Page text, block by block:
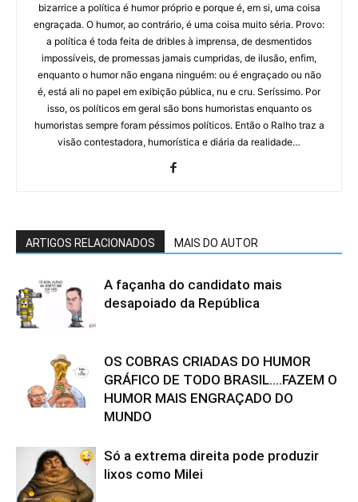
bizarrice a política é humor próprio e porque é, em si, uma coisa
engraçada. O humor, ao contrário, é uma coisa muito séria. Provo:
a política é toda feita de dribles à imprensa, de desmentidos
impossíveis, de promessas jamais cumpridas, de ilusão, enfim,
enquanto o humor não engana ninguém: ou é engraçado ou não
é, está ali no papel em exibição pública, nu e cru. Seríssimo. Por
isso, os políticos em geral são bons humoristas enquanto os
humoristas sempre foram péssimos políticos. Então o Ralho traz a
visão contestadora, humorística e diária da realidade…
ARTIGOS RELACIONADOS MAIS DO AUTOR
A façanha do candidato mais
desapoiado da República
OS COBRAS CRIADAS DO HUMOR
GRÁFICO DE TODO BRASIL….FAZEM O
HUMOR MAIS ENGRAÇADO DO
MUNDO
Só a extrema direita pode produzir
lixos como Milei